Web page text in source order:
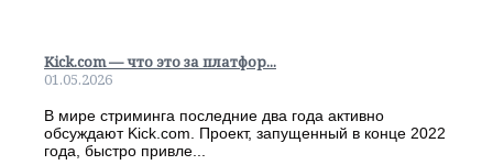
Kick.com — что это за платфор...
01.05.2026
В мире стриминга последние два года активно
обсуждают Kick.com. Проект, запущенный в конце 2022
года, быстро привле...